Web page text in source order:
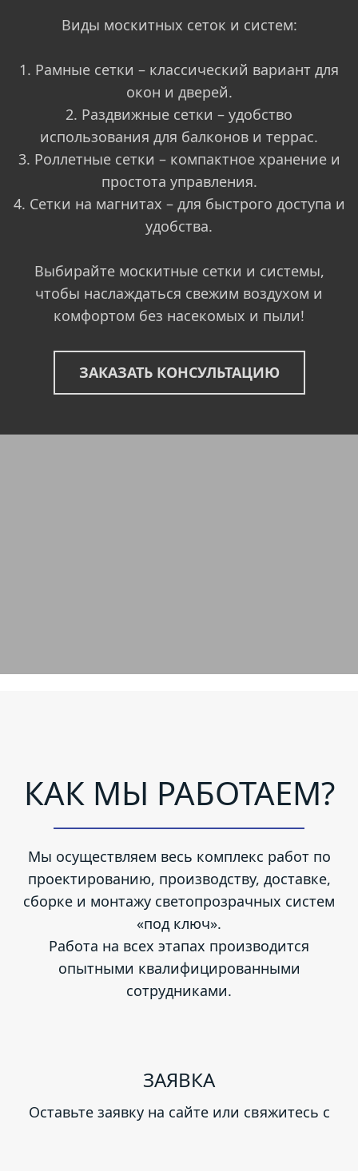
Виды москитных сеток и систем:
1. Рамные сетки – классический вариант для
окон и дверей.
2. Раздвижные сетки – удобство
использования для балконов и террас.
3. Роллетные сетки – компактное хранение и
простота управления.
4. Сетки на магнитах – для быстрого доступа и
удобства.
Выбирайте москитные сетки и системы,
чтобы наслаждаться свежим воздухом и
комфортом без насекомых и пыли!
ЗАКАЗАТЬ КОНСУЛЬТАЦИЮ
КАК МЫ РАБОТАЕМ?
Мы осуществляем весь комплекс работ по
проектированию, производству, доставке,
сборке и монтажу светопрозрачных систем
«под ключ».
Работа на всех этапах производится
опытными квалифицированными
сотрудниками.
ЗАЯВКА
Оставьте заявку на сайте или свяжитесь с